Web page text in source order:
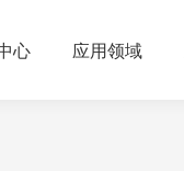
心 应用领域